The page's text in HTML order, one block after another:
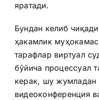
яратади.
Бундан келиб
ҳакамлик
тарафлар виртуал
бўйича процессуал
керак, шу жумладан
видеоконференция